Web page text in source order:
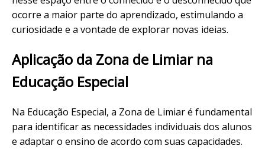
ocorre a maior parte do aprendizado, estimulando a
curiosidade e a vontade de explorar novas ideias.
Aplicação da Zona de Limiar na
Educação Especial
Na Educação Especial, a Zona de Limiar é fundamental
para identificar as necessidades individuais dos alunos
e adaptar o ensino de acordo com suas capacidades.